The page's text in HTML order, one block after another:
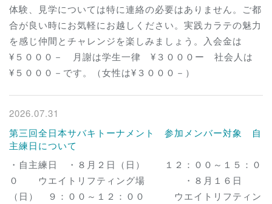
体験、見学については特に連絡の必要はありません。ご都
合が良い時にお気軽にお越しください。実践カラテの魅力
を感じ仲間とチャレンジを楽しみましょう。入会金は
¥５０００－ 月謝は学生一律 ¥３０００ー 社会人は
¥５０００－です。（女性は¥３０００－）
2026.07.31
第三回全日本サバキトーナメント 参加メンバー対象 自
主練日について
・自主練日 ・８月２日（日） １２：００～１５：０
０ ウエイトリフティング場 ・８月１６日
（日） ９：００～１２：００ ウエイトリフティン